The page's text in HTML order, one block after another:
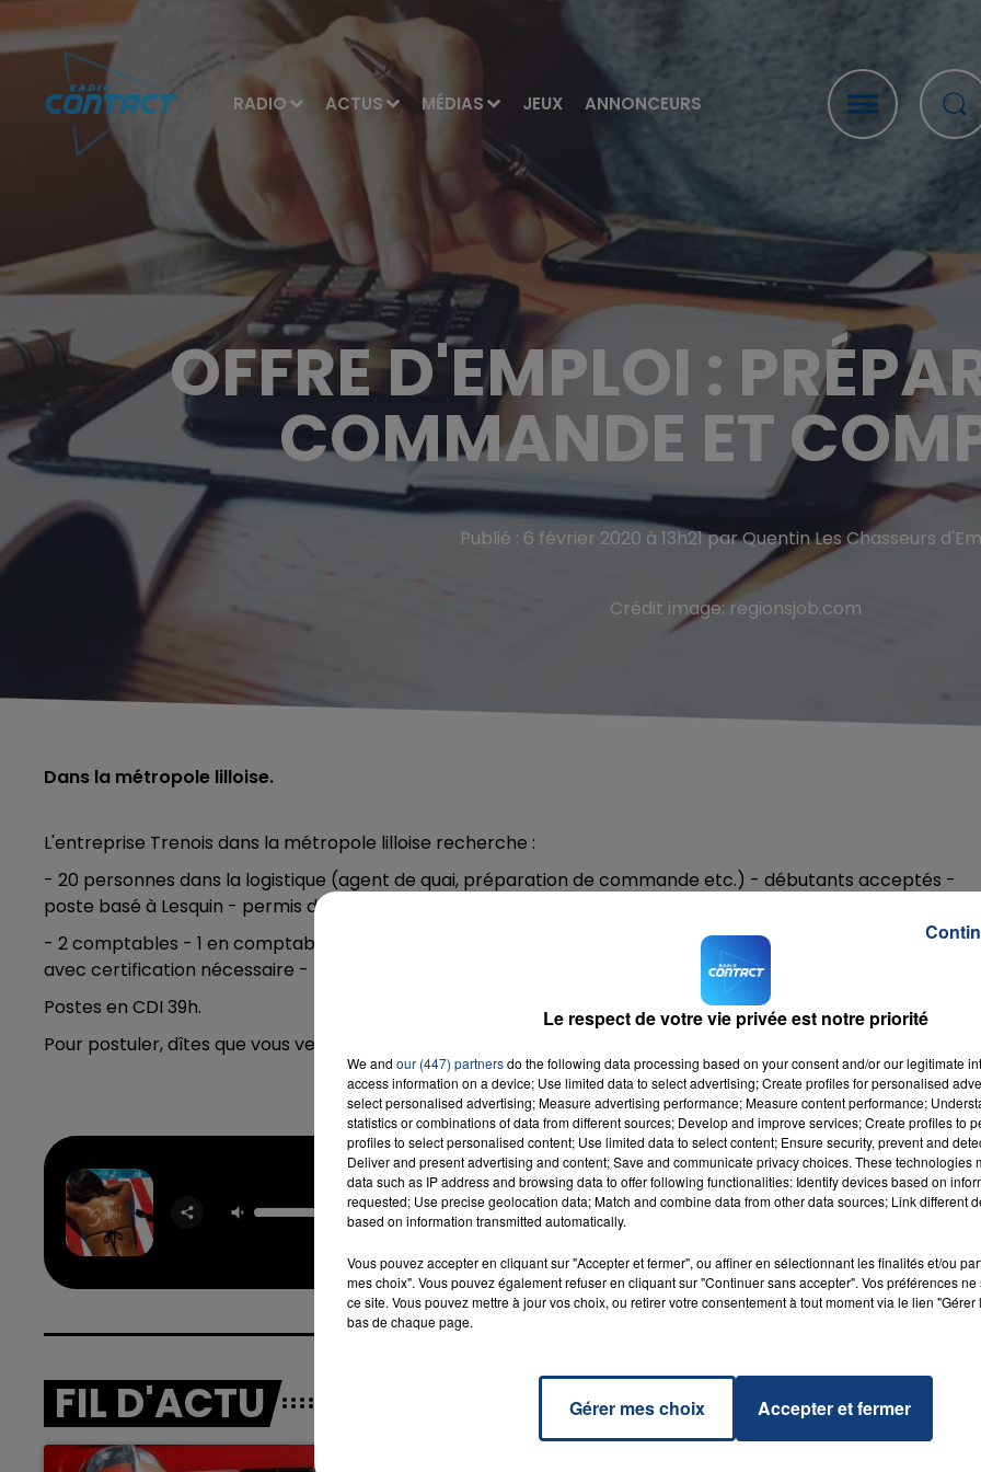
RADIO ACTUS MÉDIAS JEUX ANNONCEURS
16h00 - 20h00
LA TEAM DU WEEK-END LA
OFFRE D'EMPLOI :
COMMANDE ET
Publié : 6 février 2020 à 13h21 par Quentin Les Chasseurs
Crédit image:regionsjob.com
Dans la métropole lilloise.
L'entreprise Trenois dans la métropole lilloise recherche :
- 20 personnes dans la logistique (agent de quai, préparation de commande etc.) - débutants acceptés -
poste basé à Lesquin - permis demandé.
- 2 comptables - 1 en comptabilité client et l'autre en comptabilité générale - profil expérimenté demandé
avec certification nécessaire - poste basé à Wasquehal.
Postes en CDI 39h.
Pour postuler, dîtes que vous venez de la part de Contact FM :
Soleil
GIMS
RADIO CONTACT
FIL D'ACTU
Le respect de votre vie privée est notre priorité
We and our (447) partnersdo the following data processing based on your consent and/or our legitimate
access information on a device; Use limited data to select advertising; Create profiles for personalised
select personalised advertising; Measure advertising performance; Measure content performance;
statistics or combinations of data from different sources; Develop and improve services; Create profiles to
profiles to select personalised content; Use limited data to select content; Ensure security, prevent and
Deliver and present advertising and content; Save and communicate privacy choices. These technologies
data such as IP address and browsing data to offer following functionalities: Identify devices based on
requested; Use precise geolocation data; Match and combine data from other data sources; Link different
based on information transmitted automatically.
Vous pouvez accepter en cliquant sur "Accepter et fermer", ou affiner en sélectionnant les finalités et/ou
mes choix". Vous pouvez également refuser en cliquant sur "Continuer sans accepter". Vos préférences
ce site. Vous pouvez mettre à jour vos choix, ou retirer votre consentement à tout moment via le lien
bas de chaque page.
Gérer mes choix Accepter et fermer